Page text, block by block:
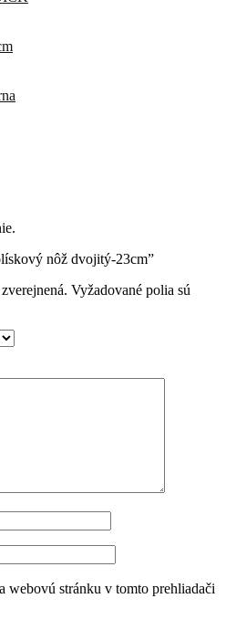
nôž dvojitý-23cm”
Vyžadované polia sú
webovú stránku v tomto prehliadači